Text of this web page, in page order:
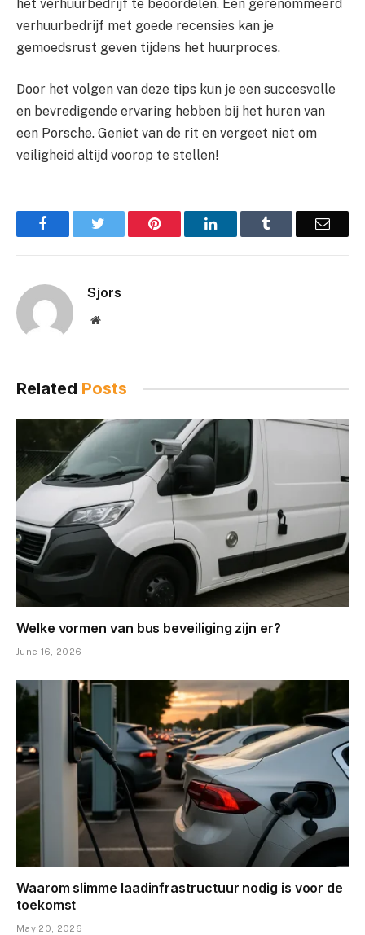
het verhuurbedrijf te beoordelen. Een gerenommeerd
verhuurbedrijf met goede recensies kan je
gemoedsrust geven tijdens het huurproces.
Door het volgen van deze tips kun je een succesvolle
en bevredigende ervaring hebben bij het huren van
een Porsche. Geniet van de rit en vergeet niet om
veiligheid altijd voorop te stellen!
Facebook Pinterest LinkedIn Email
Sjors
Website
Related Posts
Welke vormen van bus beveiliging zijn er?
June 16, 2026
Waarom slimme laadinfrastructuur nodig is voor de
toekomst
May 20, 2026